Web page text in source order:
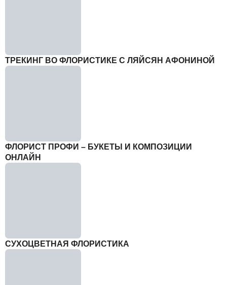
ТРЕКИНГ ВО ФЛОРИСТИКЕ С ЛЯЙСЯН АФОНИНОЙ
ФЛОРИСТ ПРОФИ – БУКЕТЫ И КОМПОЗИЦИИ
ОНЛАЙН
СУХОЦВЕТНАЯ ФЛОРИСТИКА